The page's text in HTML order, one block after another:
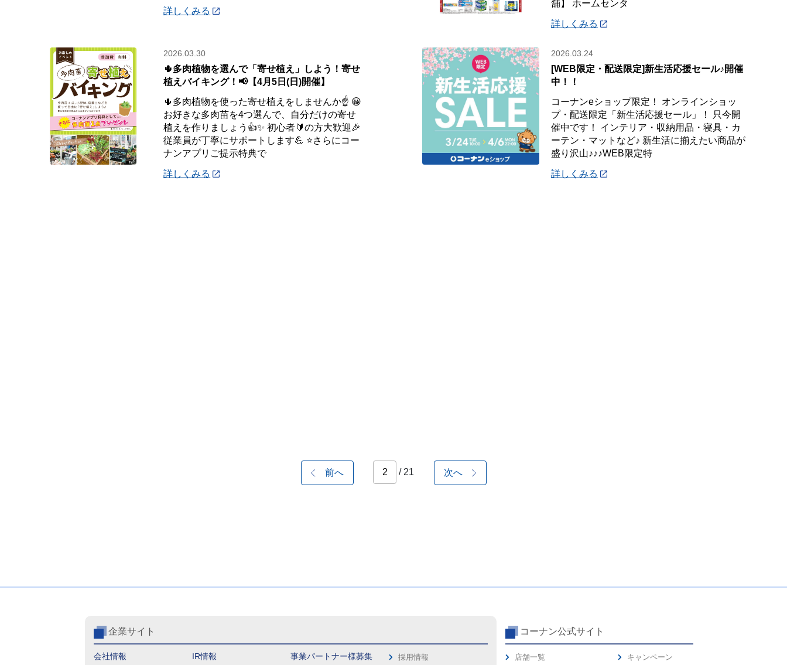
詳しくみる
舗】 ホームセンタ
詳しくみる
2026.03.30
🌵多肉植物を選んで「寄せ植え」しよう！寄せ
植えバイキング！📢【4月5日(日)開催】
🌵多肉植物を使った寄せ植えをしませんか☝️ 😀
お好きな多肉苗を4つ選んで、自分だけの寄せ
植えを作りましょう👍✨ 初心者🔰の方大歓迎🎉
従業員が丁寧にサポートします💪 ⭐さらにコー
ナンアプリご提示特典で
詳しくみる
2026.03.24
[WEB限定・配送限定]新生活応援セール♪開催
中！！
コーナンeショップ限定！ オンラインショッ
プ・配送限定「新生活応援セール」！ 只今開
催中です！ インテリア・収納用品・寝具・カ
ーテン・マットなど♪ 新生活に揃えたい商品が
盛り沢山♪♪♪WEB限定特
詳しくみる
前へ / 21 次へ
企業サイト
会社情報 IR情報 事業パートナー様募集 採用情報
コーナン公式サイト
店舗一覧 キャンペーン